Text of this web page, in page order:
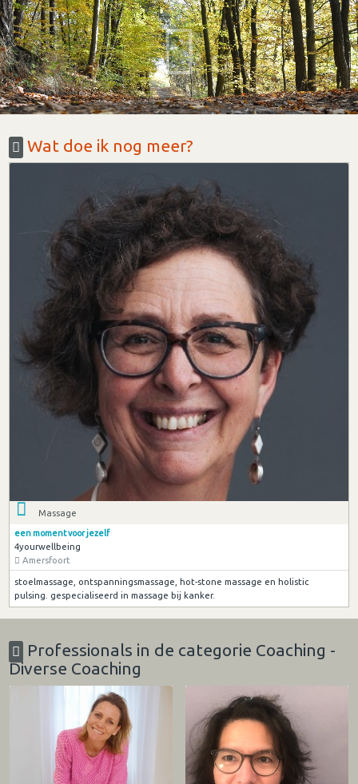
Wat doe ik nog meer?
Massage
een moment voor jezelf
4yourwellbeing
Amersfoort
stoelmassage, ontspanningsmassage, hot-stone massage en holistic
pulsing. gespecialiseerd in massage bij kanker.
Professionals in de categorie Coaching -
Diverse Coaching